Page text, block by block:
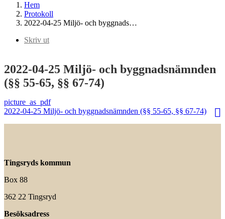
Hem
Protokoll
2022-04-25 Miljö- och byggnads…
Skriv ut
2022-04-25 Miljö- och byggnadsnämnden
(§§ 55-65, §§ 67-74)
2022-04-25 Miljö- och byggnadsnämnden (§§ 55-65, §§ 67-74)
Tingsryds kommun
Box 88
362 22 Tingsryd
Besöksadress